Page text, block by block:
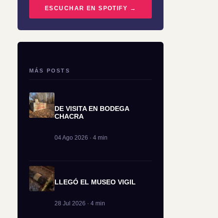
ESCUCHAR EN SPOTIFY →
MÁS POSTS
DE VISITA EN BODEGA
CHACRA
04 Ago 2026 · 4 min
LLEGÓ EL MUSEO VIGIL
28 Jul 2026 · 4 min